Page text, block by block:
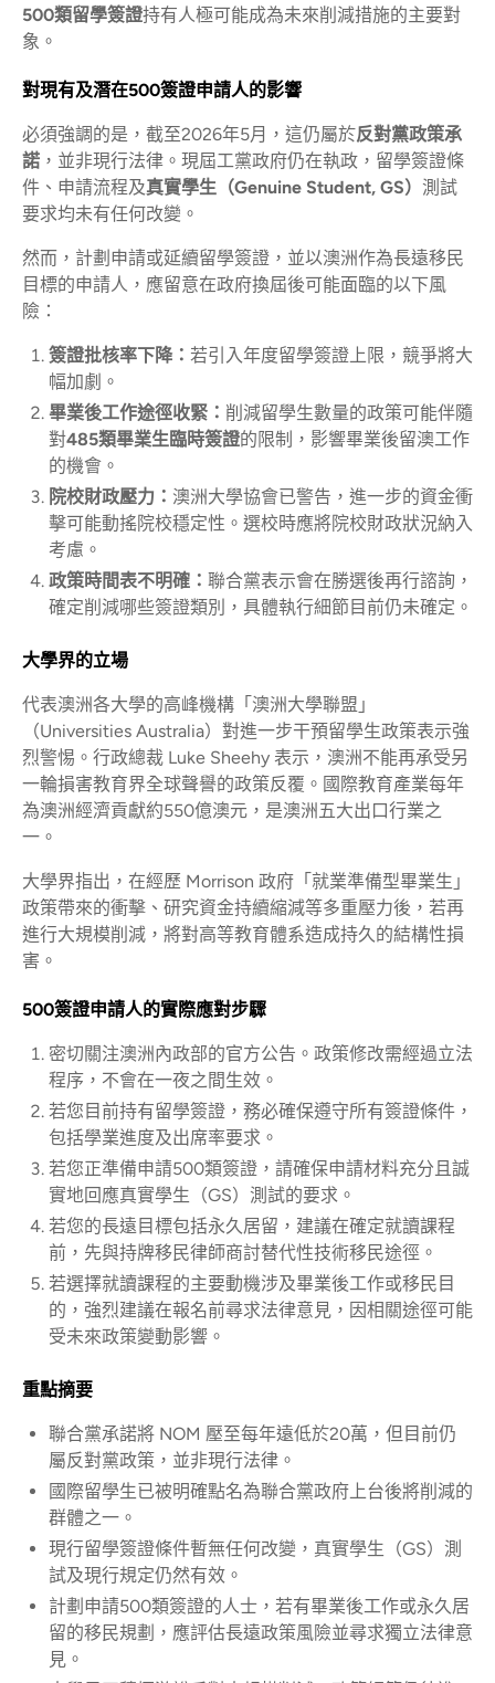
500類留學簽證持有人極可能成為未來削減措施的主要對
象。
對現有及潛在500簽證申請人的影響
必須強調的是，截至2026年5月，這仍屬於反對黨政策承
諾 ，並非現行法律。現屆工黨政府仍在執政，留學簽證條
件、申請流程及真實學生（Genuine Student, GS） 測試
要求均未有任何改變。
然而，計劃申請或延續留學簽證，並以澳洲作為長遠移民
目標的申請人，應留意在政府換屆後可能面臨的以下風
險：
簽證批核率下降： 若引入年度留學簽證上限，競爭將大
幅加劇。
畢業後工作途徑收緊： 削減留學生數量的政策可能伴隨
對485類畢業生臨時簽證的限制，影響畢業後留澳工作
的機會。
院校財政壓力： 澳洲大學協會已警告，進一步的資金衝
擊可能動搖院校穩定性。選校時應將院校財政狀況納入
考慮。
政策時間表不明確： 聯合黨表示會在勝選後再行諮詢，
確定削減哪些簽證類別，具體執行細節目前仍未確定。
大學界的立場
代表澳洲各大學的高峰機構「澳洲大學聯盟」
（Universities Australia）對進一步干預留學生政策表示強
烈警惕。行政總裁 Luke Sheehy 表示，澳洲不能再承受另
一輪損害教育界全球聲譽的政策反覆。國際教育產業每年
為澳洲經濟貢獻約550億澳元，是澳洲五大出口行業之
一。
大學界指出，在經歷 Morrison 政府「就業準備型畢業生」
政策帶來的衝擊、研究資金持續縮減等多重壓力後，若再
進行大規模削減，將對高等教育體系造成持久的結構性損
害。
500簽證申請人的實際應對步驟
密切關注澳洲內政部的官方公告。政策修改需經過立法
程序，不會在一夜之間生效。
若您目前持有留學簽證，務必確保遵守所有簽證條件，
包括學業進度及出席率要求。
若您正準備申請500類簽證，請確保申請材料充分且誠
實地回應真實學生（GS）測試的要求。
若您的長遠目標包括永久居留，建議在確定就讀課程
前，先與持牌移民律師商討替代性技術移民途徑。
若選擇就讀課程的主要動機涉及畢業後工作或移民目
的，強烈建議在報名前尋求法律意見，因相關途徑可能
受未來政策變動影響。
重點摘要
聯合黨承諾將 NOM 壓至每年遠低於20萬，但目前仍
屬反對黨政策，並非現行法律。
國際留學生已被明確點名為聯合黨政府上台後將削減的
群體之一。
現行留學簽證條件暫無任何改變，真實學生（GS）測
試及現行規定仍然有效。
計劃申請500類簽證的人士，若有畢業後工作或永久居
留的移民規劃，應評估長遠政策風險並尋求獨立法律意
見。